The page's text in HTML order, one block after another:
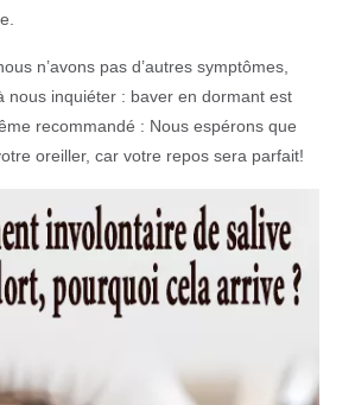
n’avons pas d’autres symptômes,
nous inquiéter : baver en dormant est
recommandé : Nous espérons que
oreiller, car votre repos sera parfait!